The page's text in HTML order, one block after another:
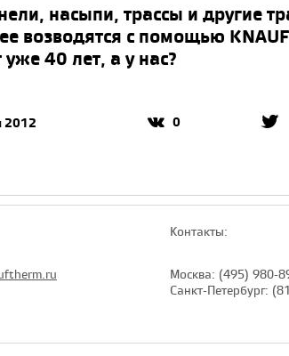
насыпи, трассы и другие
возводятся с помощью
40 лет, а у нас?
2012 0
Контакты:
Москва: (495) 980-
Санкт-Петербург: